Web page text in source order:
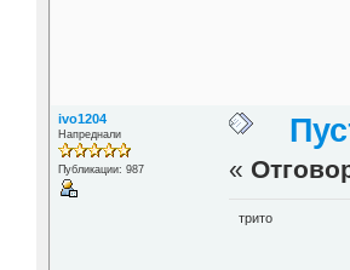
ivo1204
Напреднали
Публикации: 987 «
трито